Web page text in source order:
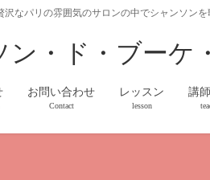
沢なパリの雰囲気のサロンの中でシャンソンを
ン・ド・ブーケ
お問い合わせ
Contact
レッスン
lesson
講